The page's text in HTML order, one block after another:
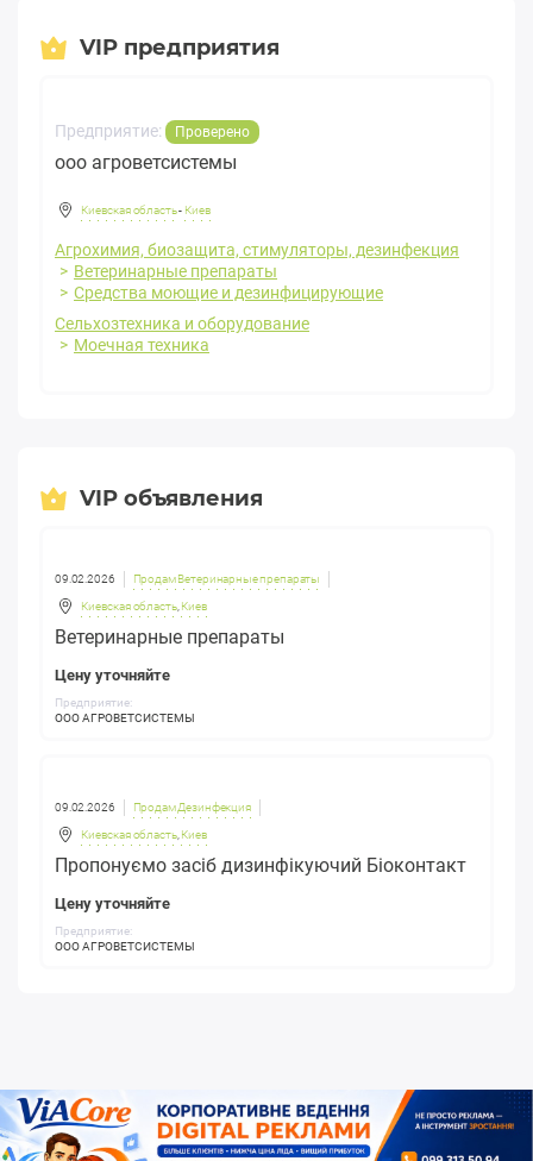
VIP предприятия
Предприятие: Проверено
ооо агроветсистемы
Киевская область- Киев
Агрохимия, биозащита, стимуляторы, дезинфекция
Ветеринарные препараты
Средства моющие и дезинфицирующие
Сельхозтехника и оборудование
Моечная техника
VIP объявления
09.02.2026 Продам Ветеринарные препараты
Киевская область, Киев
Ветеринарные препараты
Цену уточняйте
Предприятие:
ООО АГРОВЕТСИСТЕМЫ
09.02.2026 Продам Дезинфекция
Киевская область, Киев
Пропонуємо засіб дизинфікуючий Біоконтакт
Цену уточняйте
Предприятие:
ООО АГРОВЕТСИСТЕМЫ